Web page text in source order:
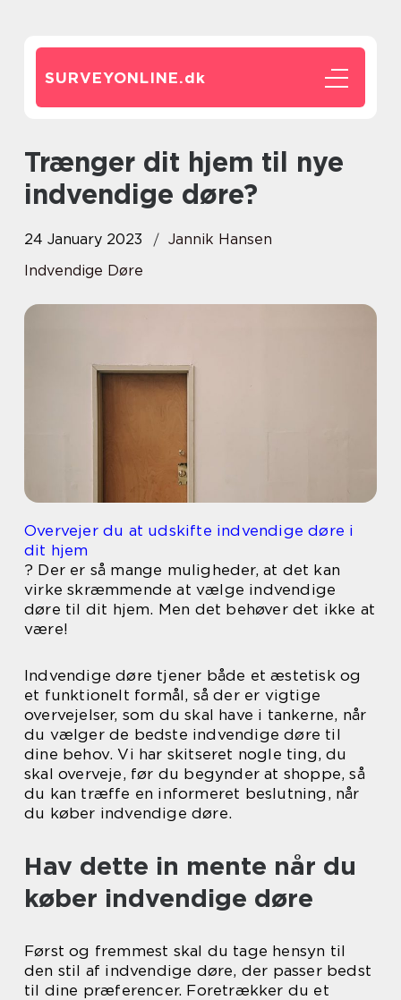
SURVEYONLINE.dk
Trænger dit hjem til nye
indvendige døre?
24 January 2023
Jannik Hansen
Indvendige Døre
Overvejer du at udskifte indvendige døre i
dit hjem
? Der er så mange muligheder, at det kan
virke skræmmende at vælge indvendige
døre til dit hjem. Men det behøver det ikke at
være!
Indvendige døre tjener både et æstetisk og
et funktionelt formål, så der er vigtige
overvejelser, som du skal have i tankerne, når
du vælger de bedste indvendige døre til
dine behov. Vi har skitseret nogle ting, du
skal overveje, før du begynder at shoppe, så
du kan træffe en informeret beslutning, når
du køber indvendige døre.
Hav dette in mente når du
køber indvendige døre
Først og fremmest skal du tage hensyn til
den stil af indvendige døre, der passer bedst
til dine præferencer. Foretrækker du et